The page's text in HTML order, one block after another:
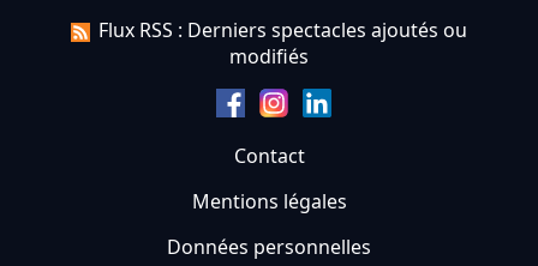
Flux RSS : Derniers spectacles ajoutés ou
modifiés
Contact
Mentions légales
Données personnelles